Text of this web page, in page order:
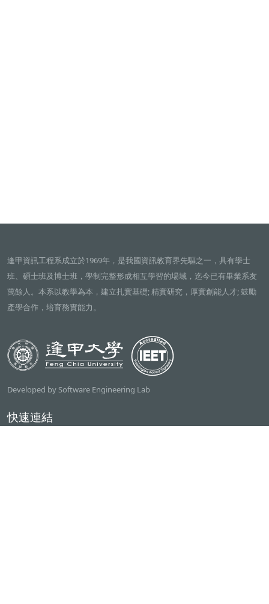
逢甲資訊工程系成立於1969年，是我國資訊教育界先驅之一，具有學士
班、碩士班及博士班，學制完整形成相互學習的場域，迄今已有畢業系友
萬餘人。本系以教學為本，建立扎實基礎; 精實研究，厚實創能人才; 鼓勵
產學合作，培育務實能力。
Developed by Software Engineering Lab
快速連結